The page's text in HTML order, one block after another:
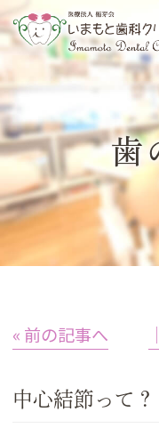
歯
« 前の記事へ
中心結節って？